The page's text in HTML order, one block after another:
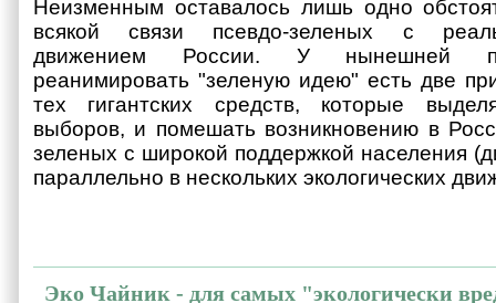
Неизменным оставалось лишь одно
всякой связи псевдо-зеленых с
движением России. У нынешней
реанимировать "зеленую идею" есть две
тех гигантских средств, которые
выборов, и помешать возникновению в
зеленых с широкой поддержкой населения
параллельно в нескольких экологических
Эко Чайник - для самых "экологически